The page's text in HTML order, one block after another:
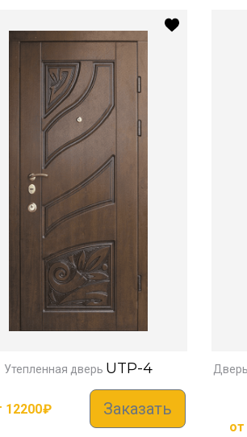
Утепленная дверь UTP-4
12200₽ Заказать
от